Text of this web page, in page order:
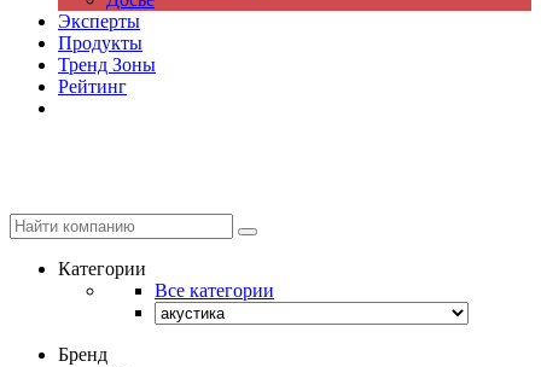
Эксперты
Продукты
Тренд Зоны
Рейтинг
Категории
Все категории
Бренд